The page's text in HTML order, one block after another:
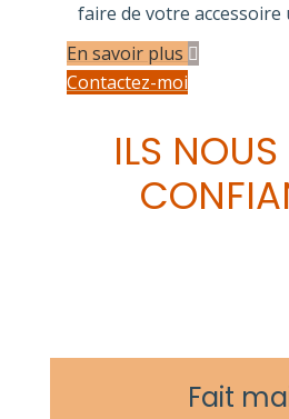
faire de votre accessoire
En savoir plus
Contactez-moi
ILS
Fait